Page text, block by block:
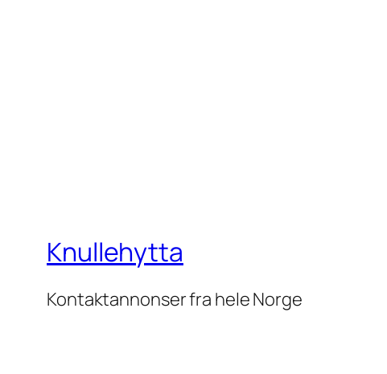
Knullehytta
Kontaktannonser fra hele Norge